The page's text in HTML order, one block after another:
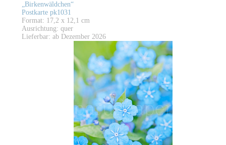
„Birkenwäldchen“
Postkarte pk1031
Format: 17,2 x 12,1 cm
Ausrichtung: quer
Lieferbar: ab Dezember 2026